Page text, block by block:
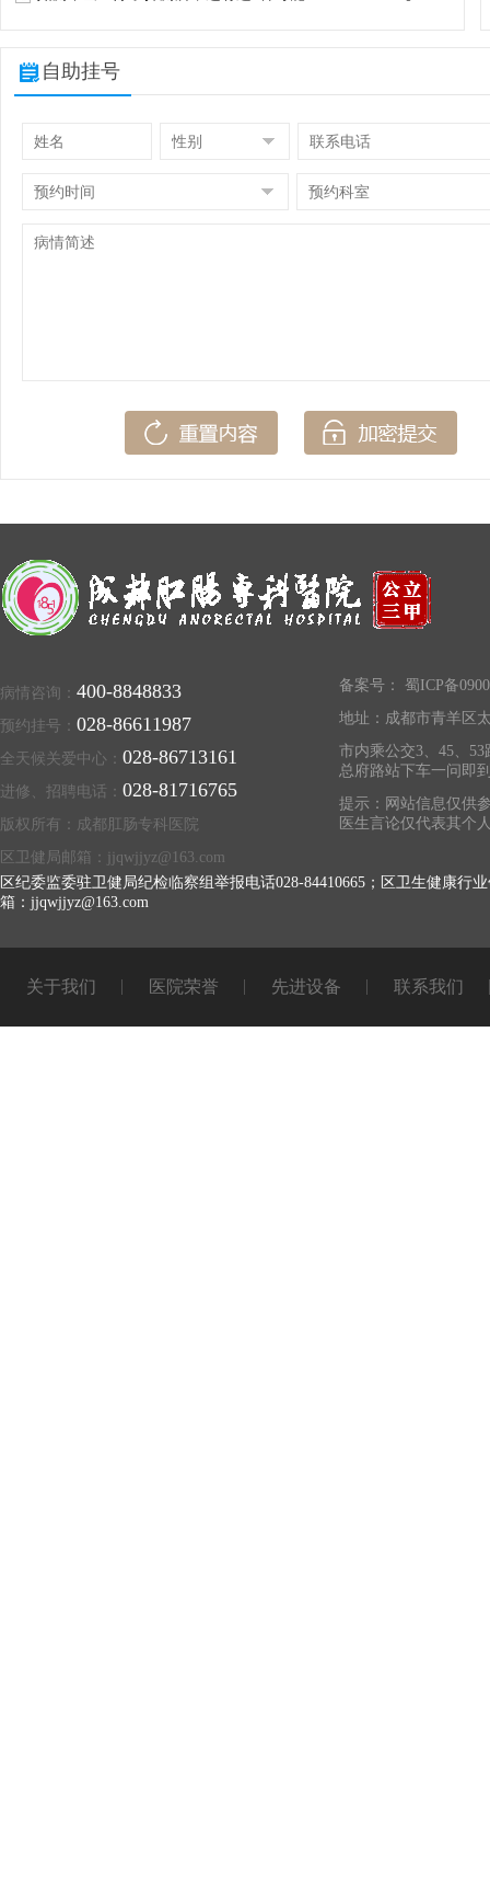
自助挂号
病情咨询： 400-8848833
预约挂号： 028-86611987
全天候关爱中心： 028-86713161
进修、招聘电话： 028-81716765
版权所有：成都肛肠专科医院
区卫健局邮箱：jjqwjjyz@163.com
备案号：
蜀ICP备
地址：成都市青羊区
市内乘公交3、45、
总府路站下车一问即
提示：网站信息仅供
医生言论仅代表其个
区纪委监委驻卫健局纪检临察组举报电话028-84410665；区卫生健康行
箱：jjqwjjyz@163.com
关于我们 医院荣誉 先进设备 联系我们